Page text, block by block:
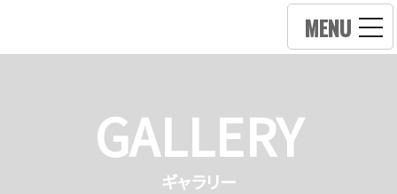
MENU
GALLERY
ギャラリー